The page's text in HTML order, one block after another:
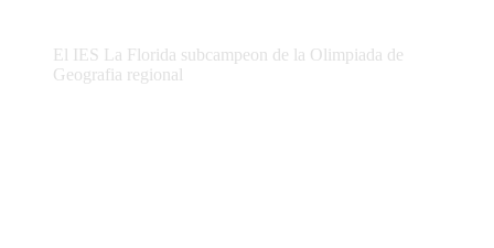
El IES La Florida subcampeon de la Olimpiada de
Geografia regional